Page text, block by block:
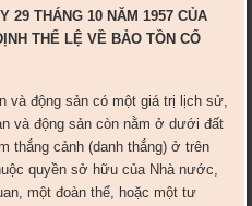
29 THÁNG 10 NĂM 1957 CỦA
THỂ LỆ VỀ BẢO TỒN CỔ
và động sản có một giá trị lịch sử,
và động sản còn nằm ở dưới đất
thắng cảnh (danh thắng) ở trên
quyền sở hữu của Nhà nước,
một đoàn thể, hoặc một tư